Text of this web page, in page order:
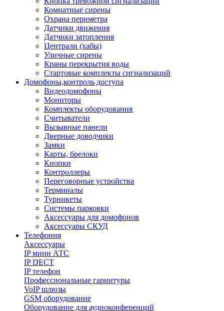
Комнатные сирены
Охрана периметра
Датчики движения
Датчики затопления
Централи (хабы)
Уличные сирены
Краны перекрытия воды
Стартовые комплекты сигнализаций
Домофоны,контроль доступа
Видеодомофоны
Мониторы
Комплекты оборудования
Считыватели
Вызывные панели
Дверные доводчики
Замки
Карты, брелоки
Кнопки
Контроллеры
Переговорные устройства
Терминалы
Турникеты
Системы парковки
Аксессуары для домофонов
Аксессуары СКУД
Телефония
Aксессуары
IP мини АТС
IP DECT
IP телефон
Профессиональные гарнитуры
VoIP шлюзы
GSM оборудование
Оборудование для аудиоконференций